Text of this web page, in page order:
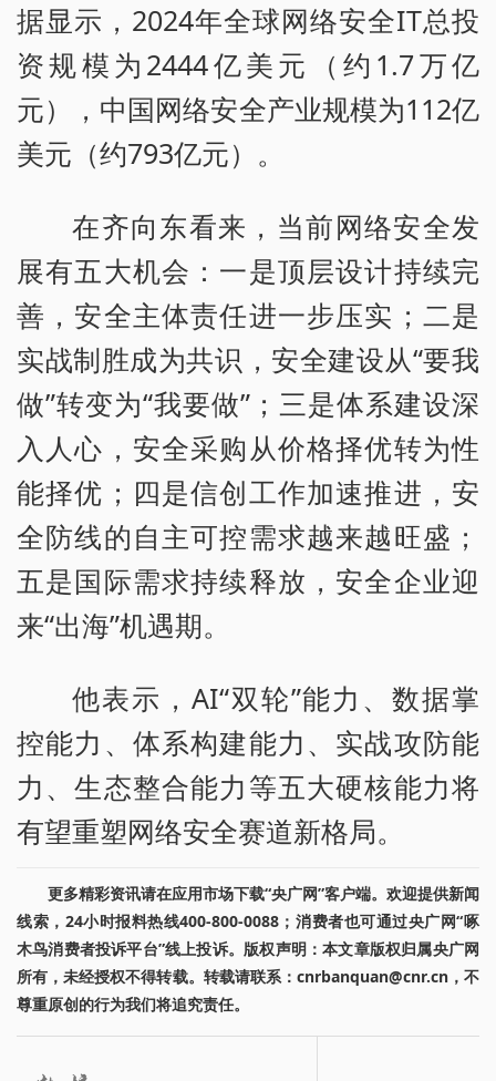
据显示，2024年全球网络安全IT总投
资规模为2444亿美元（约1.7万亿
元），中国网络安全产业规模为112亿
美元（约793亿元）。
在齐向东看来，当前网络安全发
展有五大机会：一是顶层设计持续完
善，安全主体责任进一步压实；二是
实战制胜成为共识，安全建设从“要我
做”转变为“我要做”；三是体系建设深
入人心，安全采购从价格择优转为性
能择优；四是信创工作加速推进，安
全防线的自主可控需求越来越旺盛；
五是国际需求持续释放，安全企业迎
来“出海”机遇期。
他表示，AI“双轮”能力、数据掌
控能力、体系构建能力、实战攻防能
力、生态整合能力等五大硬核能力将
有望重塑网络安全赛道新格局。
更多精彩资讯请在应用市场下载“央广网”客户端。欢迎提供新闻
线索，24小时报料热线400-800-0088；消费者也可通过央广网“啄
木鸟消费者投诉平台”线上投诉。版权声明：本文章版权归属央广网
所有，未经授权不得转载。转载请联系：cnrbanquan@cnr.cn，不
尊重原创的行为我们将追究责任。